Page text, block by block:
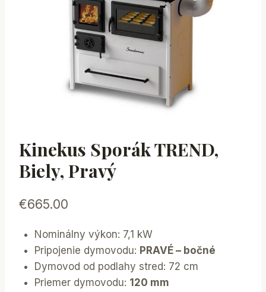
Kinekus Sporák TREND,
Biely, Pravý
€665.00
Nominálny výkon: 7,1 kW
Pripojenie dymovodu: PRAVÉ – bočné
Dymovod od podlahy stred: 72 cm
Priemer dymovodu: 120 mm